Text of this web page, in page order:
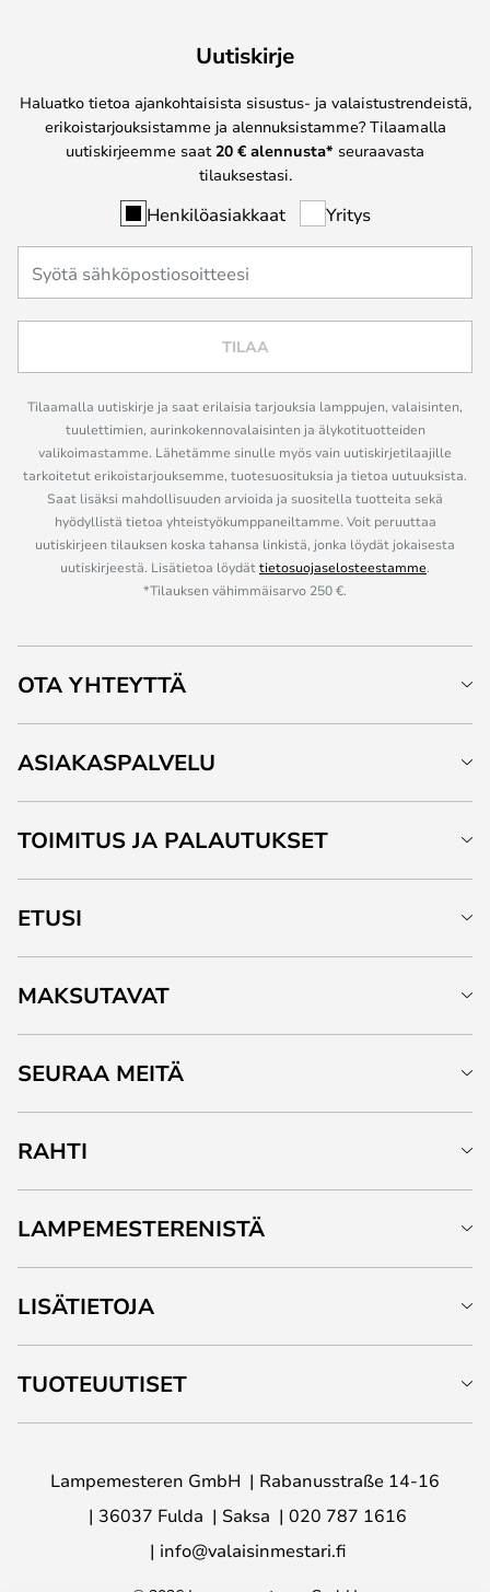
Uutiskirje
Haluatko tietoa ajankohtaisista sisustus- ja valaistustrendeistä,
erikoistarjouksistamme ja alennuksistamme? Tilaamalla
uutiskirjeemme saat 20 € alennusta* seuraavasta
tilauksestasi.
Henkilöasiakkaat Yritys
TILAA
Tilaamalla uutiskirje ja saat erilaisia tarjouksia lamppujen, valaisinten,
tuulettimien, aurinkokennovalaisinten ja älykotituotteiden
valikoimastamme. Lähetämme sinulle myös vain uutiskirjetilaajille
tarkoitetut erikoistarjouksemme, tuotesuosituksia ja tietoa uutuuksista.
Saat lisäksi mahdollisuuden arvioida ja suositella tuotteita sekä
hyödyllistä tietoa yhteistyökumppaneiltamme. Voit peruuttaa
uutiskirjeen tilauksen koska tahansa linkistä, jonka löydät jokaisesta
uutiskirjeestä. Lisätietoa löydättietosuojaselosteestamme.
*Tilauksen vähimmäisarvo 250 €.
OTA YHTEYTTÄ
ASIAKASPALVELU
TOIMITUS JA PALAUTUKSET
ETUSI
MAKSUTAVAT
SEURAA MEITÄ
RAHTI
LAMPEMESTERENISTÄ
LISÄTIETOJA
TUOTEUUTISET
Lampemesteren GmbH
Rabanusstraße 14-16
36037 Fulda
Saksa
020 787 1616
info@valaisinmestari.fi